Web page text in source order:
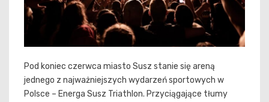
Pod koniec czerwca miasto Susz stanie się areną
jednego z najważniejszych wydarzeń sportowych w
Polsce – Energa Susz Triathlon. Przyciągające tłumy